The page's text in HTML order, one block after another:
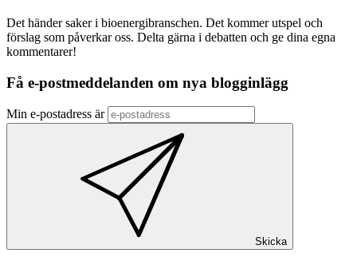
Det händer saker i bioenergibranschen. Det kommer utspel och
förslag som påverkar oss. Delta gärna i debatten och ge dina egna
kommentarer!
Få e-postmeddelanden om nya blogginlägg
Min e-postadress är
Skicka